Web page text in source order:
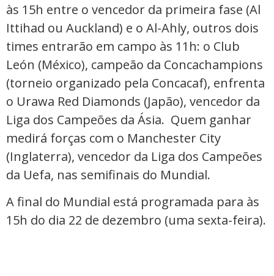
às 15h entre o vencedor da primeira fase (Al
Ittihad ou Auckland) e o Al-Ahly, outros dois
times entrarão em campo às 11h: o Club
León (México), campeão da Concachampions
(torneio organizado pela Concacaf), enfrenta
o Urawa Red Diamonds (Japão), vencedor da
Liga dos Campeões da Ásia. Quem ganhar
medirá forças com o Manchester City
(Inglaterra), vencedor da Liga dos Campeões
da Uefa, nas semifinais do Mundial.
A final do Mundial está programada para às
15h do dia 22 de dezembro (uma sexta-feira).